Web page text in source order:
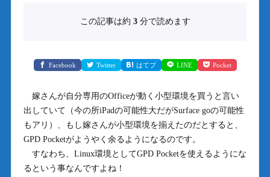
この記事は約 3分で読めます
Facebook Twitter はてブ LINE Pocket
嫁さんが自分専用のOfficeが動く小型環境を買うと言い
出していて（今の所iPadの可能性大だがSurface goの可能性
もアリ）、もし嫁さんが小型環境を揃えたのだとすると、
GPD Pocketがようやく余るようになるのです。
すなわち、Linux環境としてGPD Pocketを使えるようにな
るという事なんですよね！